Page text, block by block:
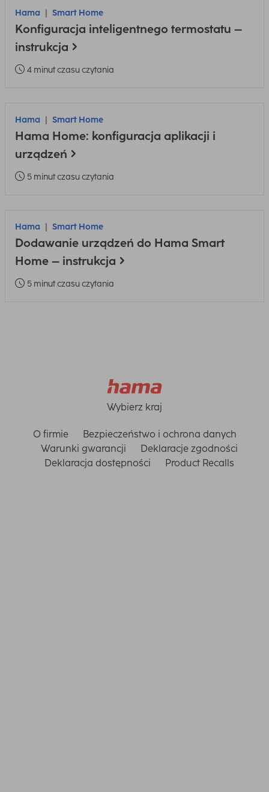
Hama Smart Home
Konfiguracja inteligentnego termostatu –
instrukcja
4 minut czasu czytania
Hama Smart Home
Hama Home: konfiguracja aplikacji i
urządzeń
5 minut czasu czytania
Hama Smart Home
Dodawanie urządzeń do Hama Smart
Home – instrukcja
5 minut czasu czytania
Wybierz kraj
O firmie
Bezpieczeństwo i ochrona danych
Warunki gwarancji
Deklaracje zgodności
Deklaracja dostępności
Product Recalls